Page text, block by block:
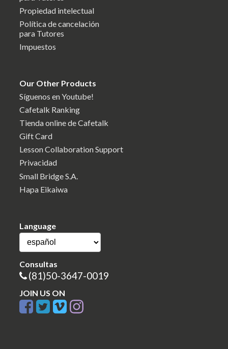
Propiedad intelectual
Política de cancelación
para Tutores
Impuestos
Our Other Products
Síguenos en Youtube!
Cafetalk Ranking
Tienda online de Cafetalk
Gift Card
Lesson Collaboration Support
Privacidad
Small Bridge S.A.
Hapa Eikaiwa
Language
Consultas
(81)50-3647-0019
JOIN US ON